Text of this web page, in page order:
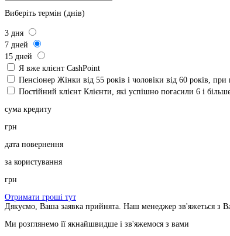
Виберіть термін (днів)
3 дня
7 дней
15 дней
Я вже клієнт CashPoint
Пенсіонер Жінки від 55 років і чоловіки від 60 років, при
Постійний клієнт Клієнти, які успішно погасили 6 і
сума кредиту
грн
дата повернення
за користування
грн
Отримати гроші тут
Дякуємо, Ваша заявка прийнята. Наш менеджер зв'яжеться з
Ми розглянемо її якнайшвидше і зв'яжемося з вами